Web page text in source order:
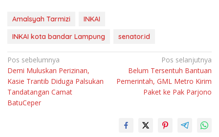
Amalsyah Tarmizi
INKAI
INKAI kota bandar Lampung
senator.id
Navigasi
pos
Pos sebelumnya
Demi Muluskan Perizinan,
Kasie Trantib Diduga Palsukan
Tandatangan Camat
BatuCeper
Pos selanjutnya
Belum Tersentuh Bantuan
Pemerintah, GML Metro Kirim
Paket ke Pak Parjono